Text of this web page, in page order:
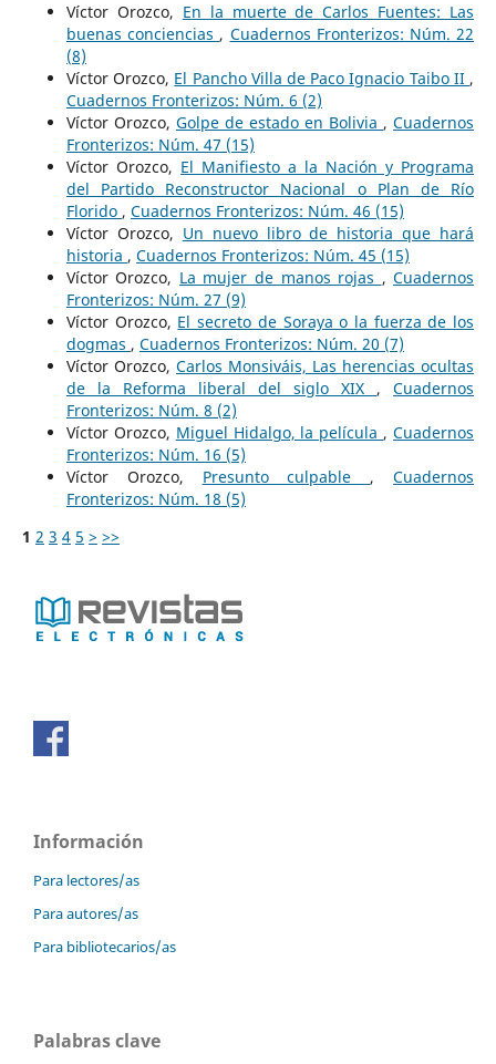
Víctor Orozco, En la muerte de Carlos Fuentes: Las
buenas conciencias , Cuadernos Fronterizos: Núm. 22
(8)
Víctor Orozco, El Pancho Villa de Paco Ignacio Taibo II ,
Cuadernos Fronterizos: Núm. 6 (2)
Víctor Orozco, Golpe de estado en Bolivia ,Cuadernos
Fronterizos: Núm. 47 (15)
Víctor Orozco, El Manifiesto a la Nación y Programa
del Partido Reconstructor Nacional o Plan de Río
Florido , Cuadernos Fronterizos: Núm. 46 (15)
Víctor Orozco, Un nuevo libro de historia que hará
historia , Cuadernos Fronterizos: Núm. 45 (15)
Víctor Orozco, La mujer de manos rojas ,Cuadernos
Fronterizos: Núm. 27 (9)
Víctor Orozco, El secreto de Soraya o la fuerza de los
dogmas , Cuadernos Fronterizos: Núm. 20 (7)
Víctor Orozco, Carlos Monsiváis, Las herencias ocultas
de la Reforma liberal del siglo XIX ,Cuadernos
Fronterizos: Núm. 8 (2)
Víctor Orozco, Miguel Hidalgo, la película ,Cuadernos
Fronterizos: Núm. 16 (5)
Víctor Orozco, Presunto culpable ,Cuadernos
Fronterizos: Núm. 18 (5)
1 2 3 4 5 > >>
Información
Para lectores/as
Para autores/as
Para bibliotecarios/as
Palabras clave